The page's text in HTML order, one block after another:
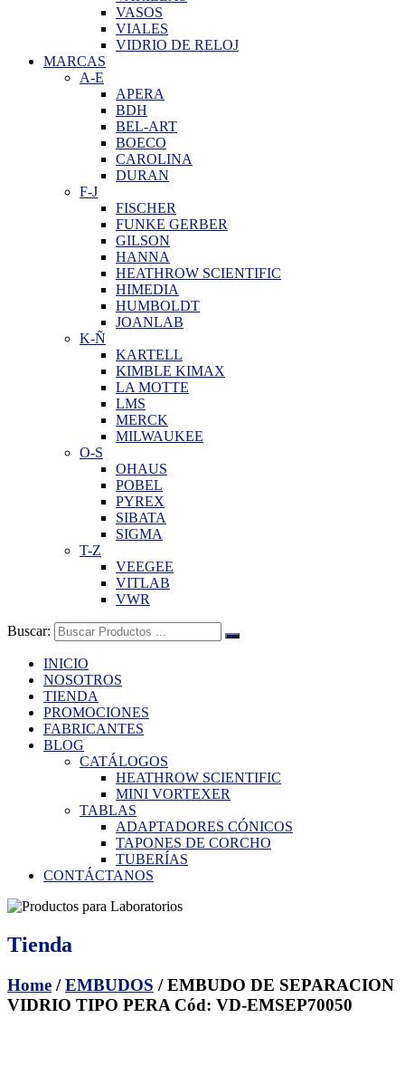
VASOS
VIALES
VIDRIO DE RELOJ
MARCAS
A-E
APERA
BDH
BEL-ART
BOECO
CAROLINA
DURAN
F-J
FISCHER
FUNKE GERBER
GILSON
HANNA
HEATHROW SCIENTIFIC
HIMEDIA
HUMBOLDT
JOANLAB
K-Ñ
KARTELL
KIMBLE KIMAX
LA MOTTE
LMS
MERCK
MILWAUKEE
O-S
OHAUS
POBEL
PYREX
SIBATA
SIGMA
T-Z
VEEGEE
VITLAB
VWR
Buscar:
INICIO
NOSOTROS
TIENDA
PROMOCIONES
FABRICANTES
BLOG
CATÁLOGOS
HEATHROW SCIENTIFIC
MINI VORTEXER
TABLAS
ADAPTADORES CÓNICOS
TAPONES DE CORCHO
TUBERÍAS
CONTÁCTANOS
Tienda
Home /EMBUDOS / EMBUDO DE SEPARACION
VIDRIO TIPO PERA Cód: VD-EMSEP70050